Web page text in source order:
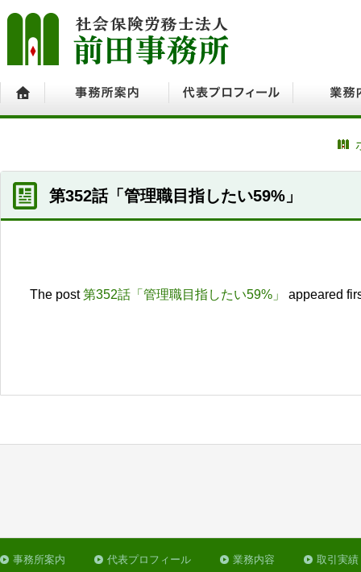
第352話「管理職目指したい59%」
The post第352話「管理職目指したい59%」 appeared
事務所案内 代表プロフィール 業務内容 取引実績